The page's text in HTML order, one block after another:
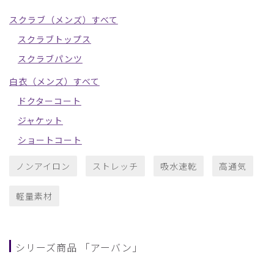
スクラブ（メンズ）すべて
スクラブトップス
スクラブパンツ
白衣（メンズ）すべて
ドクターコート
ジャケット
ショートコート
ノンアイロン ストレッチ 吸水速乾 高通気
軽量素材
シリーズ商品 「アーバン」